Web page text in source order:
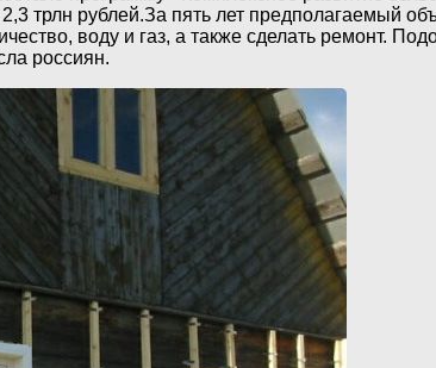
трлн рублей.За пять лет предполагаемый
воду и газ, а также сделать ремонт.
россиян.